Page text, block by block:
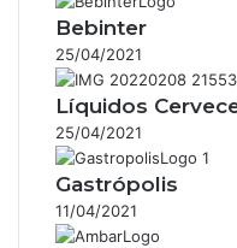
Bebinter
25/04/2021
Líquidos
25/04/2021
Gastrópolis
11/04/2021